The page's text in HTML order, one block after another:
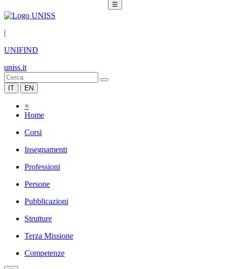
☰
|
UNIFIND
uniss.it
IT EN
×
Home
Corsi
Insegnamenti
Professioni
Persone
Pubblicazioni
Strutture
Terza Missione
Competenze